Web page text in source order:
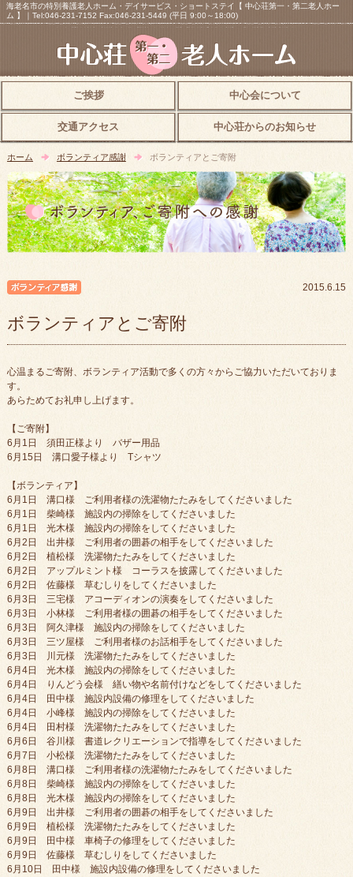
海老名市の特別養護老人ホーム・デイサービス・ショートステイ【 中心荘第一・第二老人ホー
ム 】｜Tel:046-231-7152 Fax:046-231-5449 (平日 9:00～18:00)
ご挨拶 中心会について
交通アクセス 中心荘からのお知らせ
ホーム ボランティア感謝 ボランティアとご寄附
2015.6.15
ボランティアとご寄附
心温まるご寄附、ボランティア活動で多くの方々からご協力いただいておりま
す。
あらためてお礼申し上げます。
【ご寄附】
6月1日 須田正様より バザー用品
6月15日 溝口愛子様より Tシャツ
【ボランティア】
6月1日 溝口様 ご利用者様の洗濯物たたみをしてくださいました
6月1日 柴崎様 施設内の掃除をしてくださいました
6月1日 光木様 施設内の掃除をしてくださいました
6月2日 出井様 ご利用者の囲碁の相手をしてくださいました
6月2日 植松様 洗濯物たたみをしてくださいました
6月2日 アップルミント様 コーラスを披露してくださいました
6月2日 佐藤様 草むしりをしてくださいました
6月3日 三宅様 アコーディオンの演奏をしてくださいました
6月3日 小林様 ご利用者様の囲碁の相手をしてくださいました
6月3日 阿久津様 施設内の掃除をしてくださいました
6月3日 三ツ屋様 ご利用者様のお話相手をしてくださいました
6月3日 川元様 洗濯物たたみをしてくださいました
6月4日 光木様 施設内の掃除をしてくださいました
6月4日 りんどう会様 繕い物や名前付けなどをしてくださいました
6月4日 田中様 施設内設備の修理をしてくださいました
6月4日 小峰様 施設内の掃除をしてくださいました
6月4日 田村様 洗濯物たたみをしてくださいました
6月6日 谷川様 書道レクリエーションで指導をしてくださいました
6月7日 小松様 洗濯物たたみをしてくださいました
6月8日 溝口様 ご利用者様の洗濯物たたみをしてくださいました
6月8日 柴崎様 施設内の掃除をしてくださいました
6月8日 光木様 施設内の掃除をしてくださいました
6月9日 出井様 ご利用者の囲碁の相手をしてくださいました
6月9日 植松様 洗濯物たたみをしてくださいました
6月9日 田中様 車椅子の修理をしてくださいました
6月9日 佐藤様 草むしりをしてくださいました
6月10日 田中様 施設内設備の修理をしてくださいました